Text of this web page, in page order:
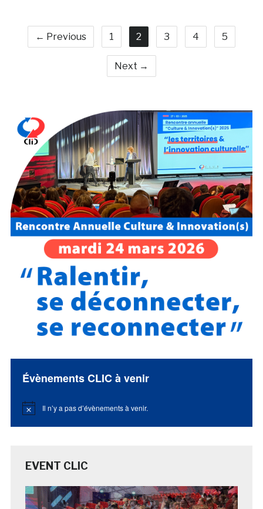
← Previous 1 2 3 4 5
Next →
Évènements CLIC à venir
Notice Il n’y a pas d’évènements à venir.
EVENT CLIC